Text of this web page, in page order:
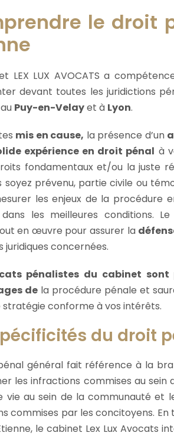
le droit
LEX LUX AVOCATS a
devant toutes les juridictions
Puy-en-Velayet à Lyon.
mis en cause, la présence d’un
expérience en droit pénal à
fondamentaux et/ou la juste
soyez prévenu, partie civile ou
les enjeux de la procédure
les meilleures conditions. Le
en œuvre pour assurer la
juridiques concernées.
pénalistes du cabinet
de la procédure pénale et
stratégie conforme à vos intérêts.
du droit
général fait référence à la
les infractions commises au sein
vie au sein de la communauté et
commises par les concitoyens.
le cabinet Lex Lux Avocats